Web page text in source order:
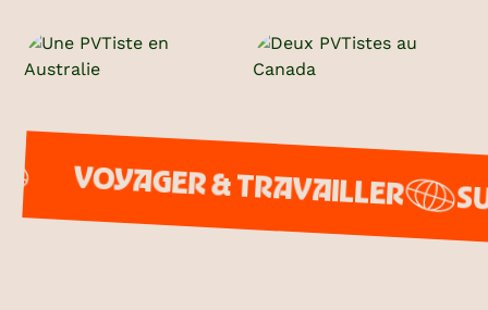
VOYAGER & TRAVAILLER